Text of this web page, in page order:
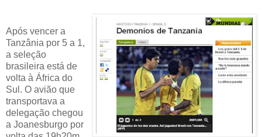
Após vencer a
Tanzânia por 5 a 1,
a seleção
brasileira está de
volta à África do
Sul. O avião que
transportava a
delegação chegou
a Joanesburgo por